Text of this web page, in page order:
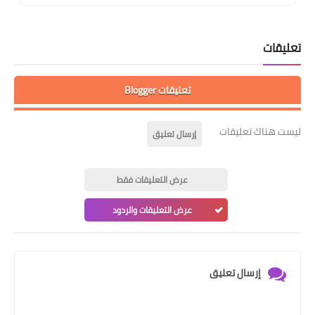
تعليقات إرسال تعليق
عرض التعليقات فقط
عرض التعليقات والردود
إرسال تعليق